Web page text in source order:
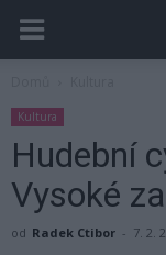
Kultura
Hudební
Vysoké
od Radek Ctibor - 7. 2.